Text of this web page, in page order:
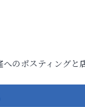
のポスティングと